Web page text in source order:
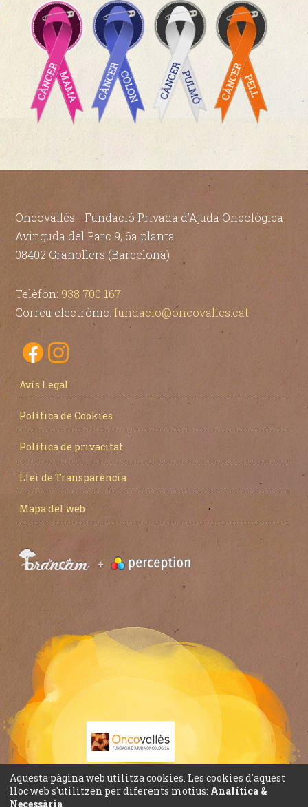
Oncovallès - Fundació Privada d’Ajuda Oncològica
Avinguda del Parc 9, 6a planta
08402 Granollers (Barcelona)
Telèfon: 938 700 167
Correu electrònic:fundacio@oncovalles.cat
Avís Legal
Política de Cookies
Política de privacitat
Llei de Transparència
Mapa del web
Aquesta pàgina web utilitza cookies. Les cookies d'aquest
lloc web s'utilitzen per diferents motius: Analítica &
Necessària